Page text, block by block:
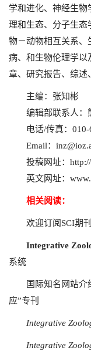
学和进化、神经生物
理和生态、分子生态
物－动物相互关系、
病、和生物伦理学以
章、研究报告、综述
主编：张知彬
编辑部联系人：
电话/传真：010-
Email：
投稿网址：
英文网址：
相关阅读：
欢迎订阅SCI期刊
Integrative
系统
国际知名网站介
应”专刊
Integrative
Integrative